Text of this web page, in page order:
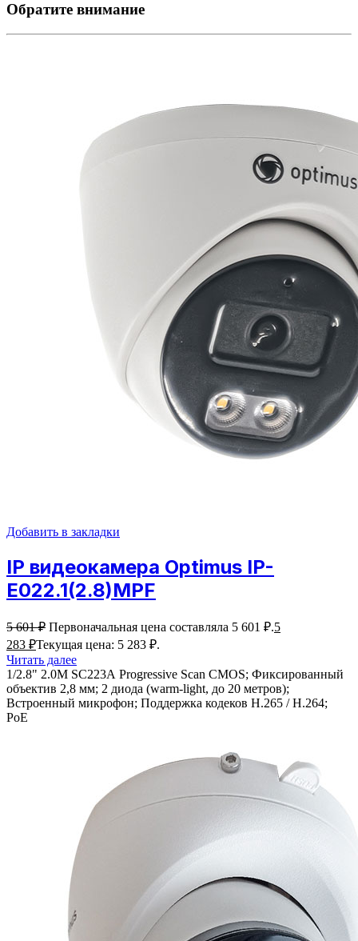
Обратите внимание
Добавить в закладки
IP видеокамера Optimus IP-
E022.1(2.8)MPF
5 601₽ Первоначальная цена составляла 5 601 ₽.5
283 ₽Текущая цена: 5 283 ₽.
Читать далее
1/2.8" 2.0M SC223А Progressive Scan CMOS; Фиксированный
объектив 2,8 мм; 2 диода (warm-light, до 20 метров);
Встроенный микрофон; Поддержка кодеков H.265 / H.264;
PoE